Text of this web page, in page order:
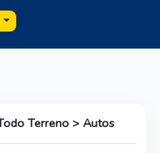
Terreno > Autos